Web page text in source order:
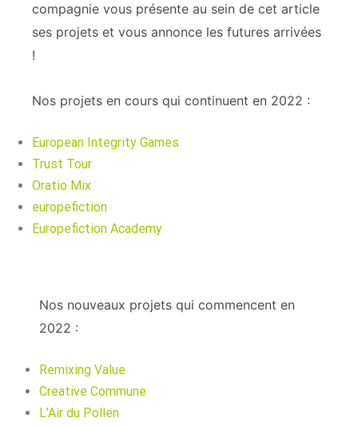
compagnie vous présente au sein de cet article
ses projets et vous annonce les futures arrivées
!
Nos projets en cours qui continuent en 2022 :
European Integrity Games
Trust Tour
Oratio Mix
europefiction
Europefiction Academy
Nos nouveaux projets qui commencent en
2022 :
Remixing Value
Creative Commune
L’Air du Pollen